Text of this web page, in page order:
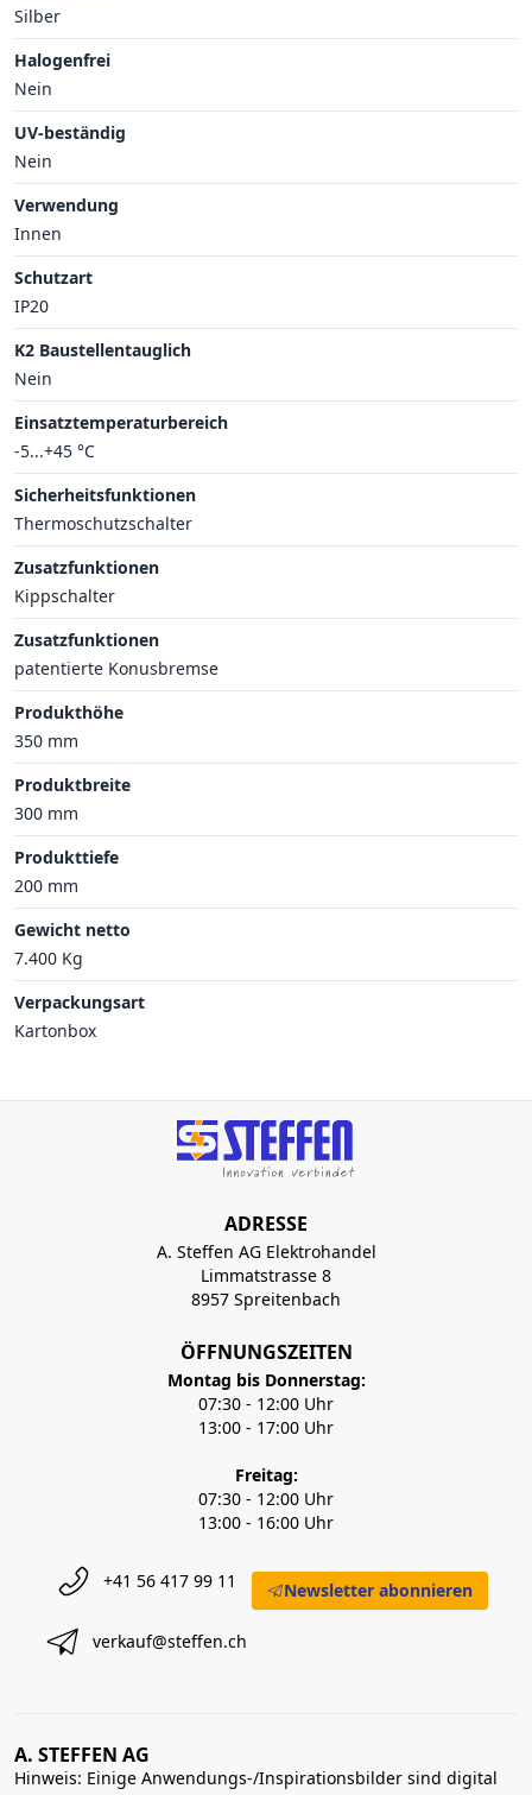
Silber
Halogenfrei
Nein
UV-beständig
Nein
Verwendung
Innen
Schutzart
IP20
K2 Baustellentauglich
Nein
Einsatztemperaturbereich
-5...+45 °C
Sicherheitsfunktionen
Thermoschutzschalter
Zusatzfunktionen
Kippschalter
Zusatzfunktionen
patentierte Konusbremse
Produkthöhe
350 mm
Produktbreite
300 mm
Produkttiefe
200 mm
Gewicht netto
7.400 Kg
Verpackungsart
Kartonbox
ADRESSE
A. Steffen AG Elektrohandel
Limmatstrasse 8
8957 Spreitenbach
ÖFFNUNGSZEITEN
Montag bis Donnerstag:
07:30 - 12:00 Uhr
13:00 - 17:00 Uhr
Freitag:
07:30 - 12:00 Uhr
13:00 - 16:00 Uhr
+41 56 417 99 11
verkauf@steffen.ch
Newsletter abonnieren
A. STEFFEN AG
Hinweis: Einige Anwendungs-/Inspirationsbilder sind digital